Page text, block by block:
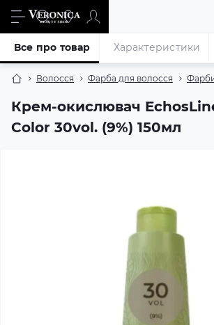
Волосся Фарба для волосся
Крем-окислювач
Color 30vol. (9%) 150мл
Все про товар Характеристики